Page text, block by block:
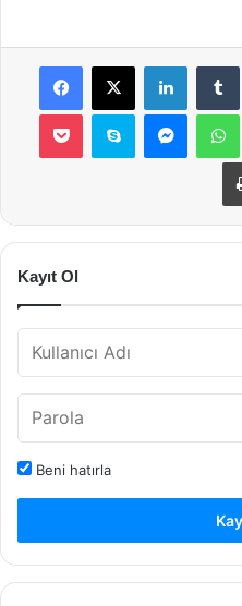
Facebook
X LinkedIn
Pocket Skype
Kayıt Ol
Beni hatırla